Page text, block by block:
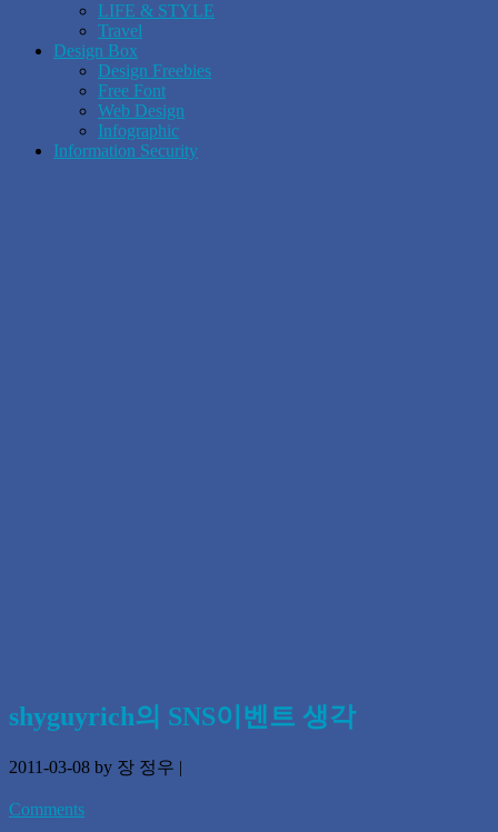
LIFE & STYLE
Travel
Design Box
Design Freebies
Free Font
Web Design
Infographic
Information Security
shyguyrich의 SNS이벤트 생각
2011-03-08 by 장 정우 |
Comments